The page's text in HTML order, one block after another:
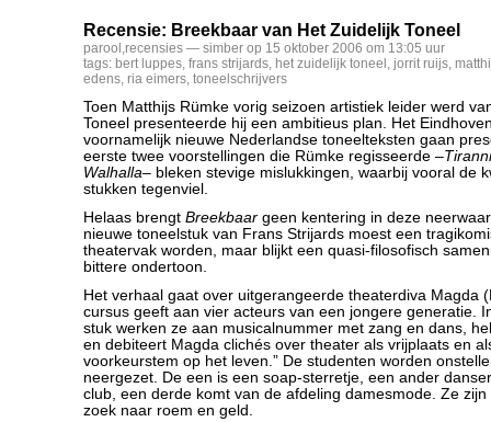
Recensie: Breekbaar van Het Zuidelijk Toneel
parool ,recensies — simber op 15 oktober 2006 om 13:05 uur
tags: bert luppes, frans strijards, het zuidelijk toneel , jorrit ruijs,
edens, ria eimers, toneelschrijvers
Toen Matthijs Rümke vorig seizoen artistiek leider werd
Toneel presenteerde hij een ambitieus plan. Het
voornamelijk nieuwe Nederlandse toneelteksten gaan
eerste twee voorstellingen die Rümke regisseerde –
Walhalla– bleken stevige mislukkingen, waarbij vooral de
stukken tegenviel.
Helaas brengt Breekbaar geen kentering in deze
nieuwe toneelstuk van Frans Strijards moest een
theatervak worden, maar blijkt een quasi-filosofisch
bittere ondertoon.
Het verhaal gaat over uitgerangeerde theaterdiva Magda
cursus geeft aan vier acteurs van een jongere generatie.
stuk werken ze aan musicalnummer met zang en dans,
en debiteert Magda clichés over theater als vrijplaats en
voorkeurstem op het leven.” De studenten worden
neergezet. De een is een soap-sterretje, een ander
club, een derde komt van de afdeling damesmode. Ze
zoek naar roem en geld.